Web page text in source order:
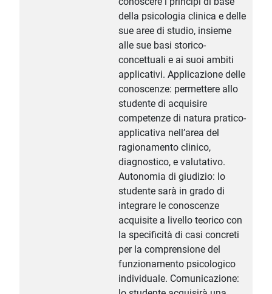
della psicologia clinica e delle
sue aree di studio, insieme
alle sue basi storico-
concettuali e ai suoi ambiti
applicativi. Applicazione delle
conoscenze: permettere allo
studente di acquisire
competenze di natura pratico-
applicativa nell’area del
ragionamento clinico,
diagnostico, e valutativo.
Autonomia di giudizio: lo
studente sarà in grado di
integrare le conoscenze
acquisite a livello teorico con
la specificità di casi concreti
per la comprensione del
funzionamento psicologico
individuale. Comunicazione: